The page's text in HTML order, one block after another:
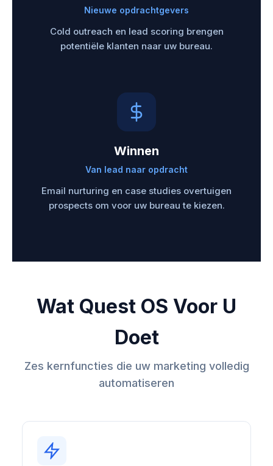
Nieuwe opdrachtgevers
Cold outreach en lead scoring brengen
potentiële klanten naar uw bureau.
Winnen
Van lead naar opdracht
Email nurturing en case studies overtuigen
prospects om voor uw bureau te kiezen.
Wat Quest OS Voor U
Doet
Zes kernfuncties die uw marketing volledig
automatiseren